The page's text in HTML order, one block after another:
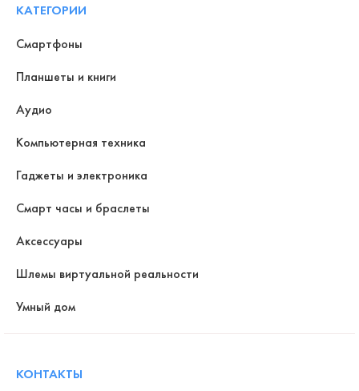
КАТЕГОРИИ
Смартфоны
Планшеты и книги
Аудио
Компьютерная техника
Гаджеты и электроника
Смарт часы и браслеты
Аксессуары
Шлемы виртуальной реальности
Умный дом
КОНТАКТЫ